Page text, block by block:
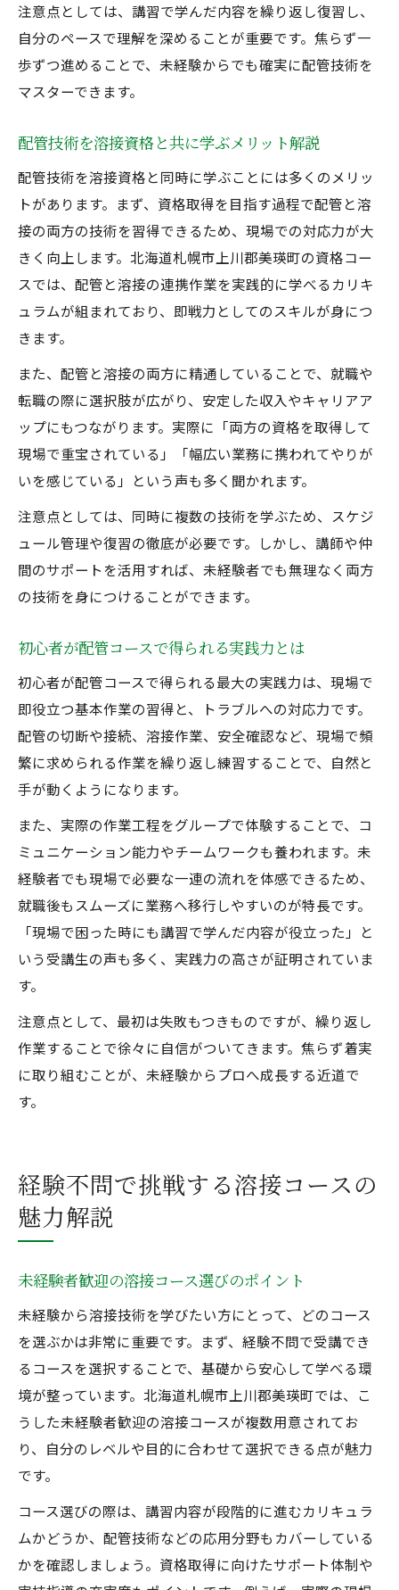
注意点としては、講習で学んだ内容を繰り返し復習し、
自分のペースで理解を深めることが重要です。焦らず一
歩ずつ進めることで、未経験からでも確実に配管技術を
マスターできます。
配管技術を溶接資格と共に学ぶメリット解説
配管技術を溶接資格と同時に学ぶことには多くのメリッ
トがあります。まず、資格取得を目指す過程で配管と溶
接の両方の技術を習得できるため、現場での対応力が大
きく向上します。北海道札幌市上川郡美瑛町の資格コー
スでは、配管と溶接の連携作業を実践的に学べるカリキ
ュラムが組まれており、即戦力としてのスキルが身につ
きます。
また、配管と溶接の両方に精通していることで、就職や
転職の際に選択肢が広がり、安定した収入やキャリアア
ップにもつながります。実際に「両方の資格を取得して
現場で重宝されている」「幅広い業務に携われてやりが
いを感じている」という声も多く聞かれます。
注意点としては、同時に複数の技術を学ぶため、スケジ
ュール管理や復習の徹底が必要です。しかし、講師や仲
間のサポートを活用すれば、未経験者でも無理なく両方
の技術を身につけることができます。
初心者が配管コースで得られる実践力とは
初心者が配管コースで得られる最大の実践力は、現場で
即役立つ基本作業の習得と、トラブルへの対応力です。
配管の切断や接続、溶接作業、安全確認など、現場で頻
繁に求められる作業を繰り返し練習することで、自然と
手が動くようになります。
また、実際の作業工程をグループで体験することで、コ
ミュニケーション能力やチームワークも養われます。未
経験者でも現場で必要な一連の流れを体感できるため、
就職後もスムーズに業務へ移行しやすいのが特長です。
「現場で困った時にも講習で学んだ内容が役立った」と
いう受講生の声も多く、実践力の高さが証明されていま
す。
注意点として、最初は失敗もつきものですが、繰り返し
作業することで徐々に自信がついてきます。焦らず着実
に取り組むことが、未経験からプロへ成長する近道で
す。
経験不問で挑戦する溶接コースの
魅力解説
未経験者歓迎の溶接コース選びのポイント
未経験から溶接技術を学びたい方にとって、どのコース
を選ぶかは非常に重要です。まず、経験不問で受講でき
るコースを選択することで、基礎から安心して学べる環
境が整っています。北海道札幌市上川郡美瑛町では、こ
うした未経験者歓迎の溶接コースが複数用意されてお
り、自分のレベルや目的に合わせて選択できる点が魅力
です。
コース選びの際は、講習内容が段階的に進むカリキュラ
ムかどうか、配管技術などの応用分野もカバーしている
かを確認しましょう。資格取得に向けたサポート体制や